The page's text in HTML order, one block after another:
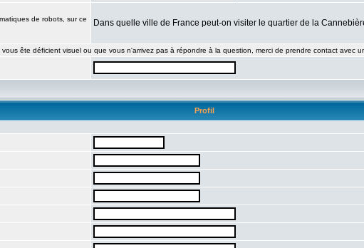
de robots, sur ce
Dans quelle ville de France peut-on visiter le quartier de la
vous ête déficient visuel ou que vous n'arrivez pas à répondre à la question, merci de prendre contact avec
Profil